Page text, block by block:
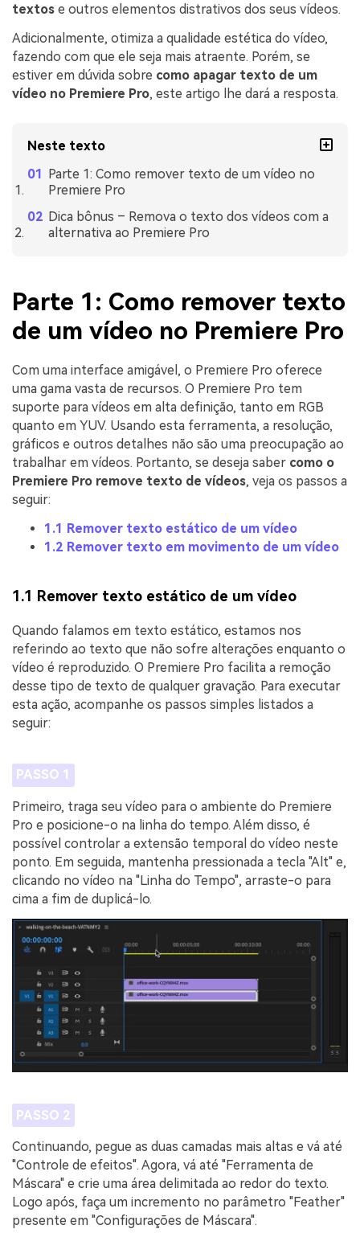
textos e outros elementos distrativos dos seus vídeos.
Adicionalmente, otimiza a qualidade estética do vídeo,
fazendo com que ele seja mais atraente. Porém, se
estiver em dúvida sobre como apagar texto de um
vídeo no Premiere Pro, este artigo lhe dará a resposta.
Neste texto
Parte 1: Como remover texto de um vídeo no
Premiere Pro
Dica bônus – Remova o texto dos vídeos com a
alternativa ao Premiere Pro
Parte 1: Como remover texto
de um vídeo no Premiere Pro
Com uma interface amigável, o Premiere Pro oferece
uma gama vasta de recursos. O Premiere Pro tem
suporte para vídeos em alta definição, tanto em RGB
quanto em YUV. Usando esta ferramenta, a resolução,
gráficos e outros detalhes não são uma preocupação ao
trabalhar em vídeos. Portanto, se deseja saber como o
Premiere Pro remove texto de vídeos, veja os passos a
seguir:
1.1 Remover texto estático de um vídeo
1.2 Remover texto em movimento de um vídeo
1.1 Remover texto estático de um vídeo
Quando falamos em texto estático, estamos nos
referindo ao texto que não sofre alterações enquanto o
vídeo é reproduzido. O Premiere Pro facilita a remoção
desse tipo de texto de qualquer gravação. Para executar
esta ação, acompanhe os passos simples listados a
seguir:
PASSO 1
Primeiro, traga seu vídeo para o ambiente do Premiere
Pro e posicione-o na linha do tempo. Além disso, é
possível controlar a extensão temporal do vídeo neste
ponto. Em seguida, mantenha pressionada a tecla "Alt" e,
clicando no vídeo na "Linha do Tempo", arraste-o para
cima a fim de duplicá-lo.
PASSO 2
Continuando, pegue as duas camadas mais altas e vá até
"Controle de efeitos". Agora, vá até "Ferramenta de
Máscara" e crie uma área delimitada ao redor do texto.
Logo após, faça um incremento no parâmetro "Feather"
presente em "Configurações de Máscara".